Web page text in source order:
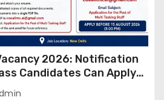
2026: Notification
Candidates Can Apply